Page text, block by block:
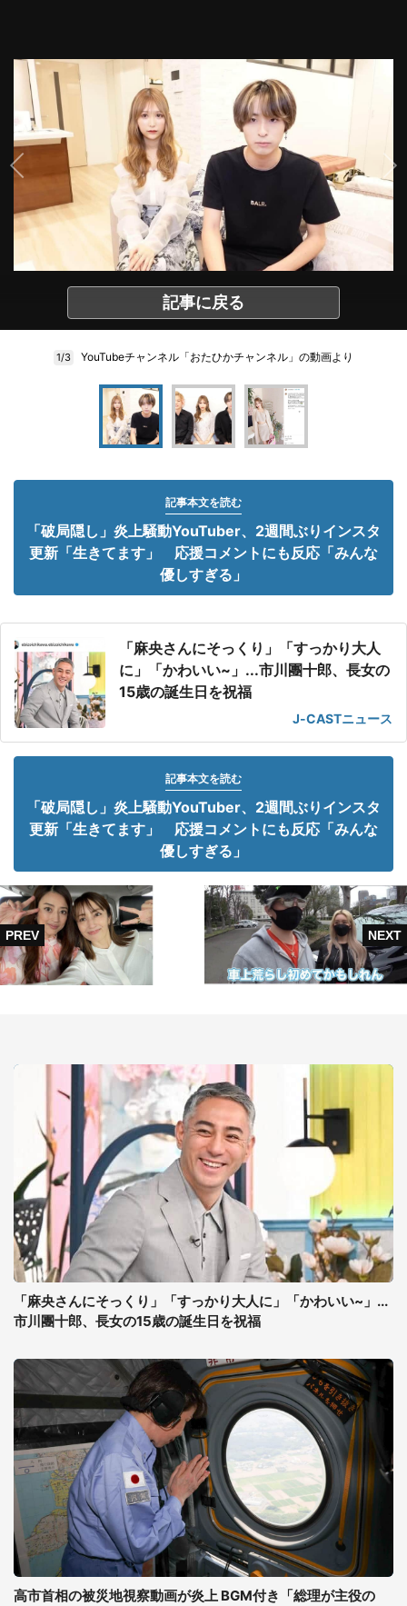
記事に戻る
1/3 YouTubeチャンネル「おたひかチャンネル」の動画より
記事本文を読む
「破局隠し」炎上騒動YouTuber、2週間ぶりインスタ
更新「生きてます」 応援コメントにも反応「みんな
優しすぎる」
「麻央さんにそっくり」「すっかり大人
に」「かわいい~」...市川團十郎、長女の
15歳の誕生日を祝福
J-CASTニュース
記事本文を読む
「破局隠し」炎上騒動YouTuber、2週間ぶりインスタ
更新「生きてます」 応援コメントにも反応「みんな
優しすぎる」
「麻央さんにそっくり」「すっかり大人に」「かわいい~」...
市川團十郎、長女の15歳の誕生日を祝福
高市首相の被災地視察動画が炎上 BGM付き「総理が主役の